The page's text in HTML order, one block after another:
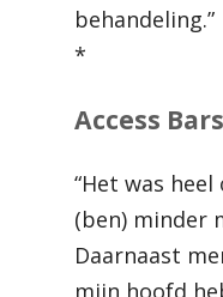
behandeling.”
*
Access
“Het was
(ben) minder
Daarnaast